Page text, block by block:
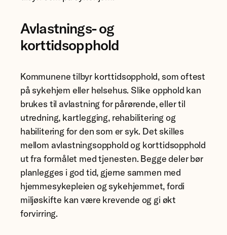
Avlastnings- og
korttidsopphold
Kommunene tilbyr korttidsopphold, som oftest
på sykehjem eller helsehus. Slike opphold kan
brukes til avlastning for pårørende, eller til
utredning, kartlegging, rehabilitering og
habilitering for den som er syk. Det skilles
mellom avlastningsopphold og korttidsopphold
ut fra formålet med tjenesten. Begge deler bør
planlegges i god tid, gjerne sammen med
hjemmesykepleien og sykehjemmet, fordi
miljøskifte kan være krevende og gi økt
forvirring.